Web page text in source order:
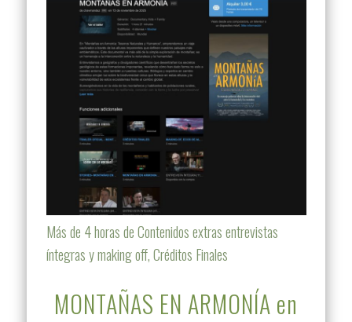
Más de 4 horas de Contenidos extras entrevistas
íntegras y making off, Créditos Finales
MONTAÑAS EN ARMONÍA en